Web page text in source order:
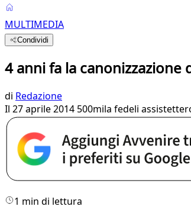
MULTIMEDIA
Condividi
4 anni fa la canonizzazione
di Redazione
Il 27 aprile 2014 500mila fedeli
1 min di lettura